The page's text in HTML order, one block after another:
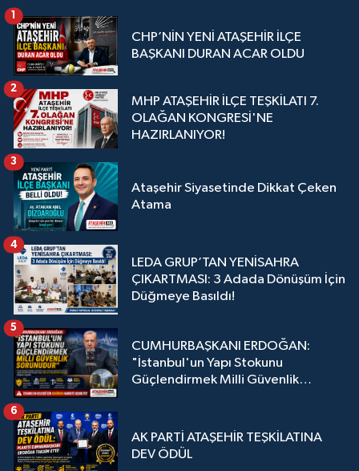
CHP’NİN YENİ ATAŞEHİR İLÇE
BAŞKANI DURAN ACAR OLDU
1
MHP ATAŞEHİR İLÇE TEŞKİLATI 7.
OLAĞAN KONGRESİ'NE
HAZIRLANIYOR!
2
Ataşehir Siyasetinde Dikkat Çeken
Atama
3
LEDA GRUP’TAN YENİSAHRA
ÇIKARTMASI: 3 Adada Dönüşüm İçin
Düğmeye Basıldı!
4
CUMHURBAŞKANI ERDOĞAN:
"İstanbul'un Yapı Stokunu
Güçlendirmek Milli Güvenlik
5
AK PARTİ ATAŞEHİR TEŞKİLATINA
DEV ÖDÜL
6